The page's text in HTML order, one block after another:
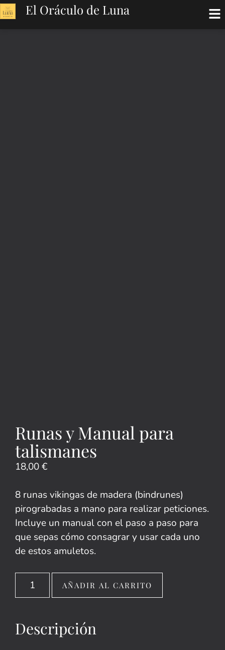
El Oráculo de Luna
Runas y Manual para
talismanes
18,00€
8 runas vikingas de madera (bindrunes)
pirograbadas a mano para realizar peticiones.
Incluye un manual con el paso a paso para
que sepas cómo consagrar y usar cada uno
de estos amuletos.
AÑADIR AL CARRITO
Descripción